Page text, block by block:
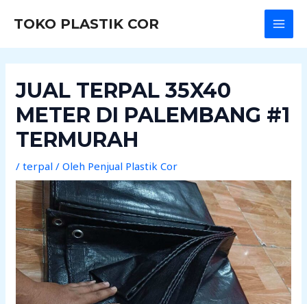
TOKO PLASTIK COR
JUAL TERPAL 35X40
METER DI PALEMBANG #1
TERMURAH
/terpal / Oleh Penjual Plastik Cor
navigation